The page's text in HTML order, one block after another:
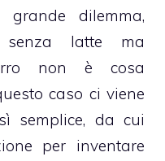
dilemma,
latte ma
non è cosa
caso ci viene
semplice, da cui
per inventare